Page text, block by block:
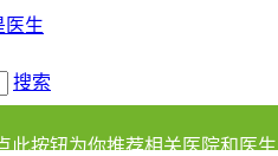
医生
搜索
此按钮为你推荐相关医院和医生